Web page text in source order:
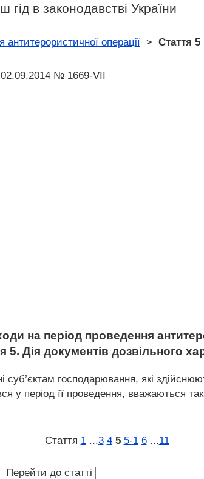
гід в законодавстві України
операції > Стаття 5
№ 1669-VII
на період проведення
5. Дія документів дозвільного
суб’єктам господарювання, які
у період її проведення,
Стаття 1 ...3 4 5 5‑1 6 ...11
Перейти до статті